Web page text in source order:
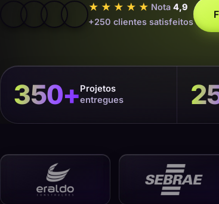
★★★★★ Nota 4,9
+250 clientes satisfeitos
350+Projetos
entregues